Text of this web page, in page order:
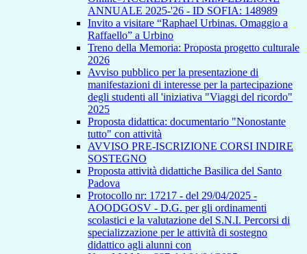
ANNUALE 2025-'26 - ID SOFIA: 148989
Invito a visitare “Raphael Urbinas. Omaggio a
Raffaello” a Urbino
Treno della Memoria: Proposta progetto culturale
2026
Avviso pubblico per la presentazione di
manifestazioni di interesse per la partecipazione
degli studenti all 'iniziativa "Viaggi del ricordo"
2025
Proposta didattica: documentario "Nonostante
tutto" con attività
AVVISO PRE-ISCRIZIONE CORSI INDIRE
SOSTEGNO
Proposta attività didattiche Basilica del Santo
Padova
Protocollo nr: 17217 - del 29/04/2025 -
AOODGOSV - D.G. per gli ordinamenti
scolastici e la valutazione del S.N.I. Percorsi di
specializzazione per le attività di sostegno
didattico agli alunni con